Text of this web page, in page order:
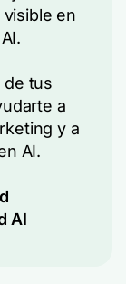
en
de tus
a
y a
AI.
AI